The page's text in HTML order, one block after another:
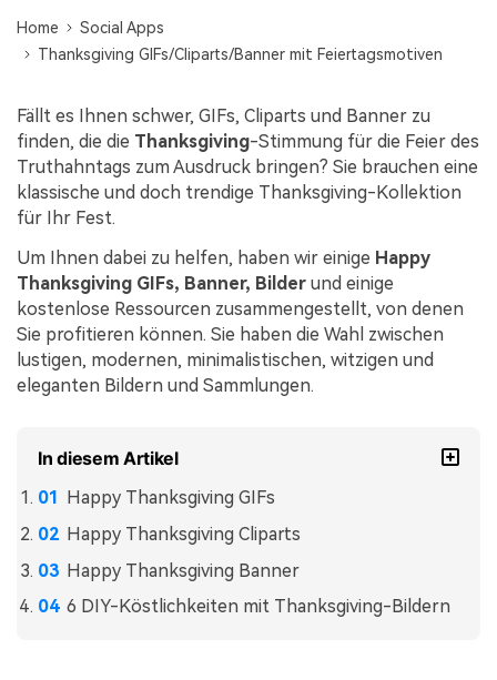
Preise für die App
Geschäftsplan
Bildungsplan
Lernen
Herunterladen
Home
Social Apps
Thanksgiving GIFs/Cliparts/Banner mit Feiertagsmotiven
Fällt es Ihnen schwer, GIFs, Cliparts und Banner zu
finden, die die Thanksgiving-Stimmung für die Feier des
Truthahntags zum Ausdruck bringen? Sie brauchen eine
klassische und doch trendige Thanksgiving-Kollektion
für Ihr Fest.
Um Ihnen dabei zu helfen, haben wir einige Happy
Thanksgiving GIFs, Banner, Bilder und einige
kostenlose Ressourcen zusammengestellt, von denen
Sie profitieren können. Sie haben die Wahl zwischen
lustigen, modernen, minimalistischen, witzigen und
eleganten Bildern und Sammlungen.
In diesem Artikel
Happy Thanksgiving GIFs
Happy Thanksgiving Cliparts
Happy Thanksgiving Banner
6 DIY-Köstlichkeiten mit Thanksgiving-Bildern